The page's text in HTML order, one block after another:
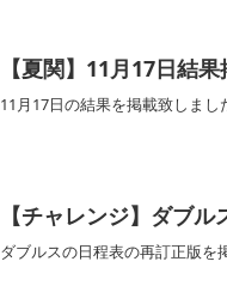
【夏関】11月17日結
11月17日の結果を掲載致しまし
【チャレンジ】ダブ
ダブルスの日程表の再訂正版を